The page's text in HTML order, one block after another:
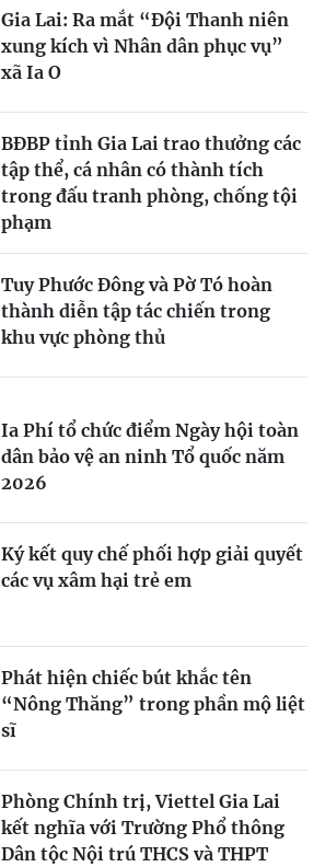
Gia Lai: Ra mắt “Đội Thanh niên
xung kích vì Nhân dân phục vụ”
xã Ia O
BĐBP tỉnh Gia Lai trao thưởng các
tập thể, cá nhân có thành tích
trong đấu tranh phòng, chống tội
phạm
Tuy Phước Đông và Pờ Tó hoàn
thành diễn tập tác chiến trong
khu vực phòng thủ
Ia Phí tổ chức điểm Ngày hội toàn
dân bảo vệ an ninh Tổ quốc năm
2026
Ký kết quy chế phối hợp giải quyết
các vụ xâm hại trẻ em
Phát hiện chiếc bút khắc tên
“Nông Thăng” trong phần mộ liệt
sĩ
Phòng Chính trị, Viettel Gia Lai
kết nghĩa với Trường Phổ thông
Dân tộc Nội trú THCS và THPT